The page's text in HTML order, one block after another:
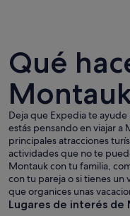
Qué
Deja que Expedia te
estás pensando en viajar a
principales atracciones
actividades que no te
Montauk con tu familia,
con tu pareja o si tienes un
que organices unas
Lugares de interés de